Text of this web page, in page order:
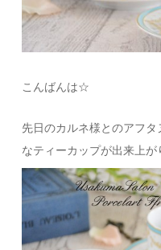
こんばんは☆
先日のカルネ様とのアフ
なティーカップが出来上が